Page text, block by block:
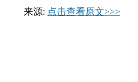
来源: 点击查看原文>>>